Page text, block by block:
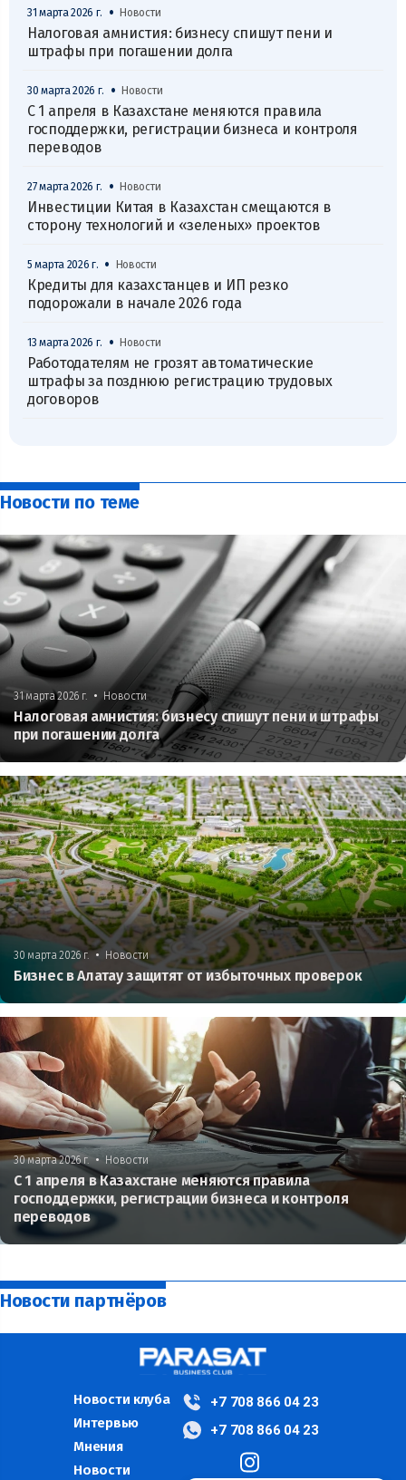
31 марта 2026 г. • Новости
Налоговая амнистия: бизнесу спишут пени и
штрафы при погашении долга
30 марта 2026 г. • Новости
С 1 апреля в Казахстане меняются правила
господдержки, регистрации бизнеса и контроля
переводов
27 марта 2026 г. • Новости
Инвестиции Китая в Казахстан смещаются в
сторону технологий и «зеленых» проектов
5 марта 2026 г. • Новости
Кредиты для казахстанцев и ИП резко
подорожали в начале 2026 года
13 марта 2026 г. • Новости
Работодателям не грозят автоматические
штрафы за позднюю регистрацию трудовых
договоров
Новости по теме
31 марта 2026 г. • Новости
Налоговая амнистия: бизнесу спишут пени и штрафы
при погашении долга
30 марта 2026 г. • Новости
Бизнес в Алатау защитят от избыточных проверок
30 марта 2026 г. • Новости
С 1 апреля в Казахстане меняются правила
господдержки, регистрации бизнеса и контроля
переводов
Новости партнёров
Новости клуба
Интервью
Мнения
Новости
+7 708 866 04 23
+7 708 866 04 23